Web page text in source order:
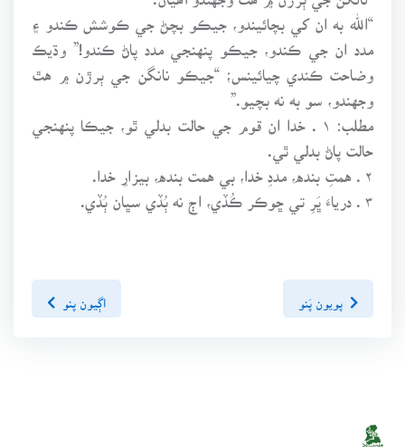
“الله به ان کي بچائيندو، جيڪو بچڻ جي ڪوشش ڪندو ۽
مدد ان جي ڪندو، جيڪو پنهنجي مدد پاڻ ڪندو!” وڌيڪ
وضاحت ڪندي چيائينس؛ “جيڪو نانگن جي ٻرڙن ۾ هٿ
وجهندو، سو به نه بچيو.”
مطلب: ۱ . خدا ان قوم جي حالت بدلي ٿو، جيڪا پنهنجي
حالت پاڻ بدلي ٿي.
پويون پَنو اڳيون پنو